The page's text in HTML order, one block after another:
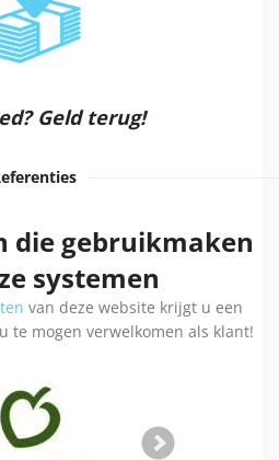
Geld terug!
die gebruikmaken
systemen
van deze website krijgt u een
te mogen verwelkomen als klant!